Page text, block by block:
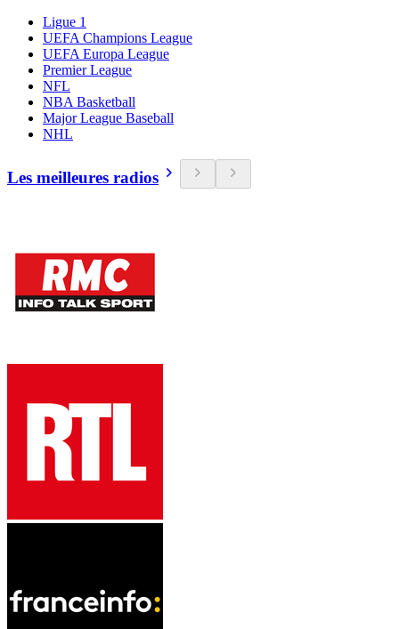
Ligue 1
UEFA Champions League
UEFA Europa League
Premier League
NFL
NBA Basketball
Major League Baseball
NHL
Les meilleures radios